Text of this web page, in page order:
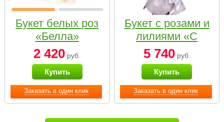
Заказать в один клик
Букет белых роз
«Белла»
2 420 руб.
Купить
Заказать в один клик
Букет с розами и
лилиями «С
наилучшими
пожеланиями»
5 740руб.
Купить